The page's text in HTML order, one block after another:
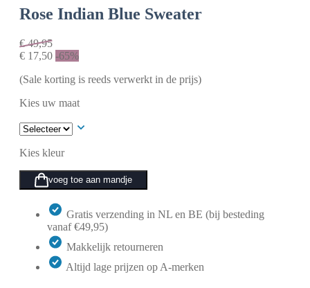
Rose Indian Blue Sweater
€49,95
€ 17,50 -65%
(Sale korting is reeds verwerkt in de prijs)
Kies uw maat
Kies kleur
voeg toe aan mandje
Gratis verzending in NL en BE (bij besteding
vanaf €49,95)
Makkelijk retourneren
Altijd lage prijzen op A-merken